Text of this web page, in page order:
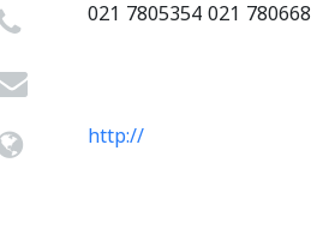
021 7805354 021
http://